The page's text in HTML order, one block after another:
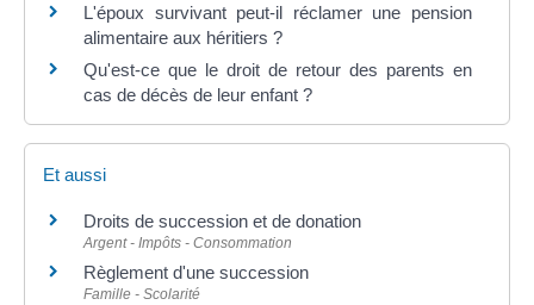
L'époux survivant peut-il réclamer une pension
alimentaire aux héritiers ?
Qu'est-ce que le droit de retour des parents en
cas de décès de leur enfant ?
Et aussi
Droits de succession et de donation
Argent - Impôts - Consommation
Règlement d'une succession
Famille - Scolarité